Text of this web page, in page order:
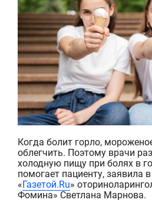
Когда болит горло, мороженое может ее
облегчить. Поэтому врачи
холодную пищу при болях в
помогает пациенту, заявила
«Газетой.Ru»
Фомина» Светлана Марнова.